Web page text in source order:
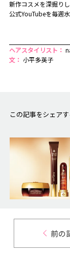
新作コスメを深掘り
公式YouTubeを毎週
ヘアスタイリスト：
文： 小平多英子
この記事をシェアす
前の